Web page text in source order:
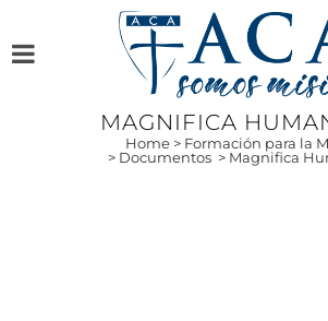
MAGNIFICA
Home > Formación para la
> Documentos > Magnifica